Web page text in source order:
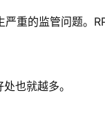
重的监管问题。
也就越多。